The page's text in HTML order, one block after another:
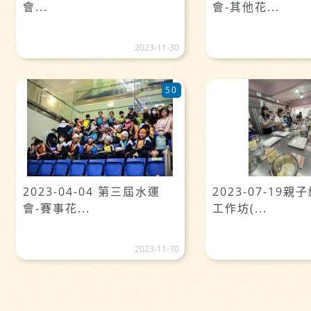
會...
2023-11-30
會-其他花...
2023-04-04 第三屆水運
會-賽事花...
50
2023-11-30
2023-07-19親子
工作坊(...